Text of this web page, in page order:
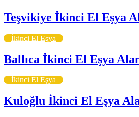
Teşvikiye İkinci El Eşya
İkinci El Eşya
Ballıca İkinci El Eşya
İkinci El Eşya
Kuloğlu İkinci El Eşya